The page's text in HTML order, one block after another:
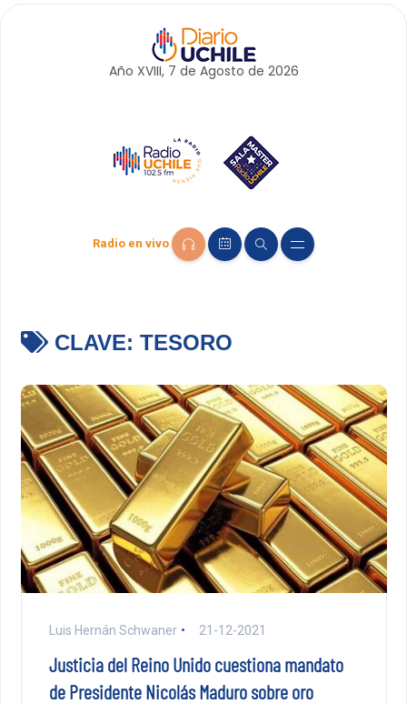
Año XVIII, 7 de Agosto de 2026
Radio en vivo
CLAVE: TESORO
Luis Hernán Schwaner 21-12-2021
Justicia del Reino Unido cuestiona mandato
de Presidente Nicolás Maduro sobre oro